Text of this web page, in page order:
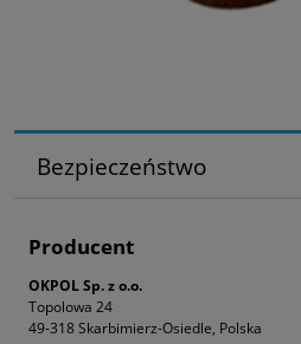
Bezpieczeństwo
Producent
OKPOL Sp. z o.o.
Topolowa 24
49-318 Skarbimierz-Osiedle, Polska